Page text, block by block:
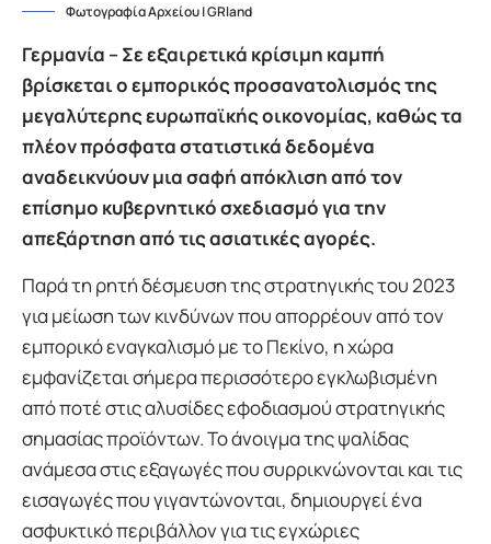
Φωτογραφία Αρχείου | GRland
Γερμανία – Σε εξαιρετικά κρίσιμη καμπή
βρίσκεται ο εμπορικός προσανατολισμός της
μεγαλύτερης ευρωπαϊκής οικονομίας, καθώς τα
πλέον πρόσφατα στατιστικά δεδομένα
αναδεικνύουν μια σαφή απόκλιση από τον
επίσημο κυβερνητικό σχεδιασμό για την
απεξάρτηση από τις ασιατικές αγορές.
Παρά τη ρητή δέσμευση της στρατηγικής του 2023
για μείωση των κινδύνων που απορρέουν από τον
εμπορικό εναγκαλισμό με το Πεκίνο, η χώρα
εμφανίζεται σήμερα περισσότερο εγκλωβισμένη
από ποτέ στις αλυσίδες εφοδιασμού στρατηγικής
σημασίας προϊόντων. Το άνοιγμα της ψαλίδας
ανάμεσα στις εξαγωγές που συρρικνώνονται και τις
εισαγωγές που γιγαντώνονται, δημιουργεί ένα
ασφυκτικό περιβάλλον για τις εγχώριες